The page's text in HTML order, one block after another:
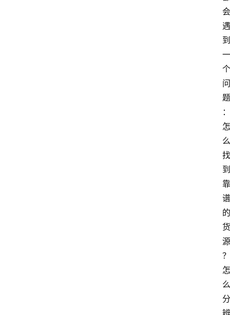
会
遇
到
一
个
问
题
：
怎
么
找
到
靠
谱
的
货
源
？
怎
么
分
辨